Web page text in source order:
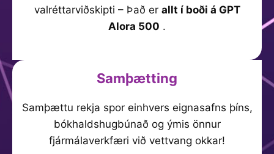
valréttarviðskipti – Það er allt í boði á GPT
Alora 500 .
Samþætting
Samþættu rekja spor einhvers eignasafns þíns,
bókhaldshugbúnað og ýmis önnur
fjármálaverkfæri við vettvang okkar!